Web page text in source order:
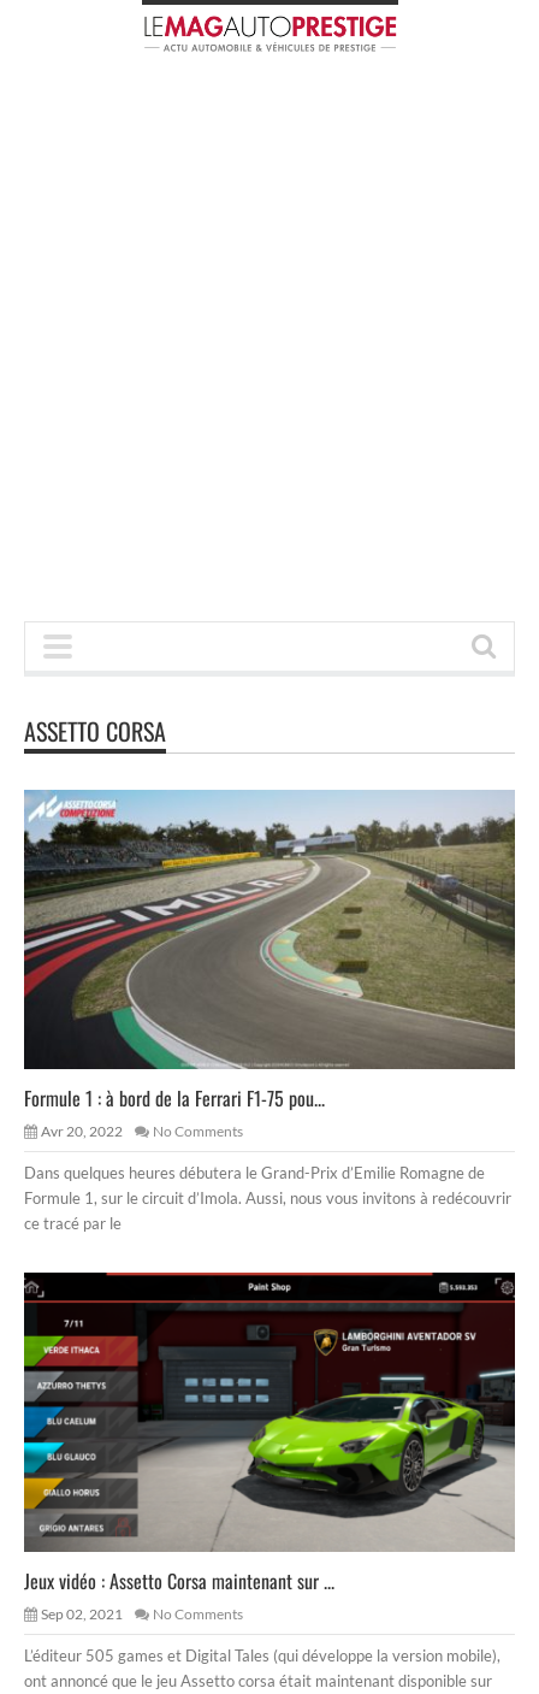
ASSETTO CORSA
Formule 1 : à bord de la Ferrari F1-75 pou...
Avr 20, 2022 No Comments
Dans quelques heures débutera le Grand-Prix d’Emilie Romagne de
Formule 1, sur le circuit d’Imola. Aussi, nous vous invitons à redécouvrir
ce tracé par le
Jeux vidéo : Assetto Corsa maintenant sur ...
Sep 02, 2021 No Comments
L’éditeur 505 games et Digital Tales (qui développe la version mobile),
ont annoncé que le jeu Assetto corsa était maintenant disponible sur